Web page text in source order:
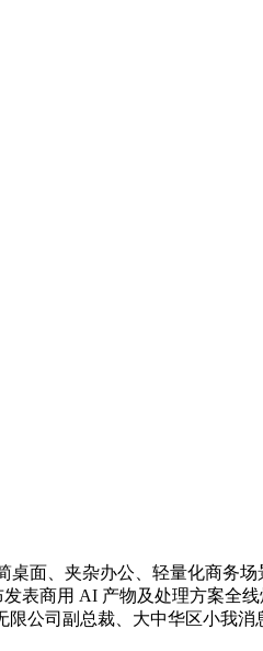
、夹杂办公、轻量化商务场
表商用 AI 产物及处理方案全
公司副总裁、大中华区小我